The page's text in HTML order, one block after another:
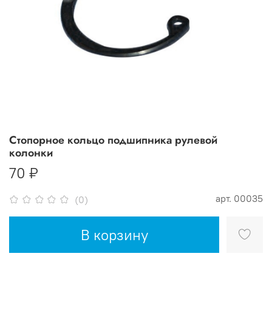
(0) арт. 00035
Стопорное кольцо подшипника рулевой
колонки
70 ₽
В корзину